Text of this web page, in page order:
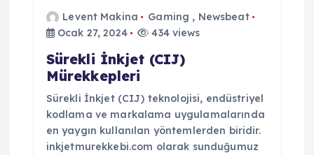
Levent Makina Gaming , Newsbeat
Ocak 27, 2024
434 views
Sürekli İnkjet (CIJ)
Mürekkepleri
Sürekli İnkjet (CIJ) teknolojisi, endüstriyel
kodlama ve markalama uygulamalarında
en yaygın kullanılan yöntemlerden biridir.
inkjetmurekkebi.com olarak sunduğumuz